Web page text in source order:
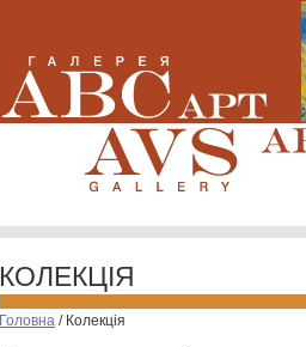
КОЛЕКЦІЯ
Головна / Колекція